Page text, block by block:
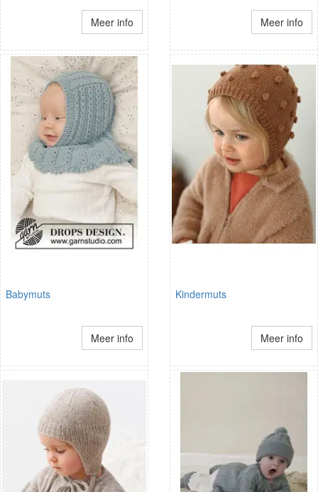
Meer info Meer info
Babymuts
Meer info
Kindermuts
Meer info